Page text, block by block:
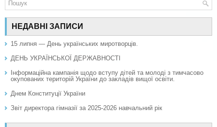
НЕДАВНІ ЗАПИСИ
15 липня — День українських миротворців.
ДЕНЬ УКРАЇНСЬКОЇ ДЕРЖАВНОСТІ
Інформаційна кампанія щодо вступу дітей та молоді з тимчасово
окупованих територій України до закладів вищої освіти.
Днем Конституції України
Звіт директора гімназії за 2025-2026 навчальний рік